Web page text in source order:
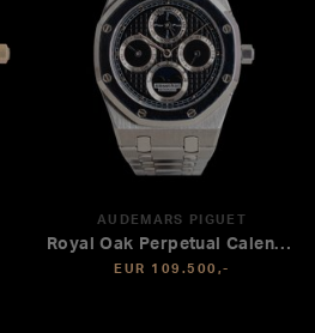
AUDEMARS PIGUET
Royal Oak Perpetual Calendar
EUR 109.500,-